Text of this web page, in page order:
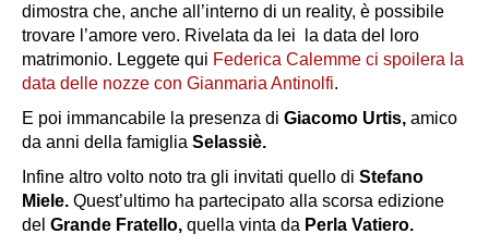
dimostra che, anche all’interno di un reality, è possibile
trovare l’amore vero. Rivelata da lei la data del loro
matrimonio. Leggete qui Federica Calemme ci spoilera la
data delle nozze con Gianmaria Antinolfi.
E poi immancabile la presenza di Giacomo Urtis, amico
da anni della famiglia Selassiè.
Infine altro volto noto tra gli invitati quello di Stefano
Miele. Quest’ultimo ha partecipato alla scorsa edizione
del Grande Fratello, quella vinta da Perla Vatiero.